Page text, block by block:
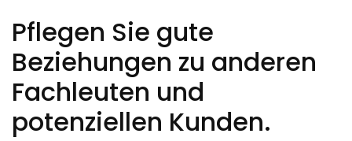
Pflegen Sie gute
Beziehungen zu anderen
Fachleuten und
potenziellen Kunden.